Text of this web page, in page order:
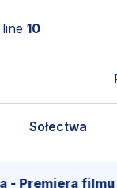
10
Sołectwa
filmu o Sercu